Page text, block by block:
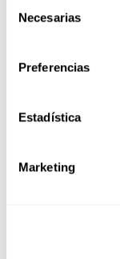
Necesarias
Preferencias
Estadística
Marketing
Esto es
efectivos